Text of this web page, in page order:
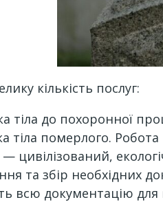
кількість послуг:
тіла до похоронної
тіла померлого.
цивілізований,
та збір необхідних
всю документацію для